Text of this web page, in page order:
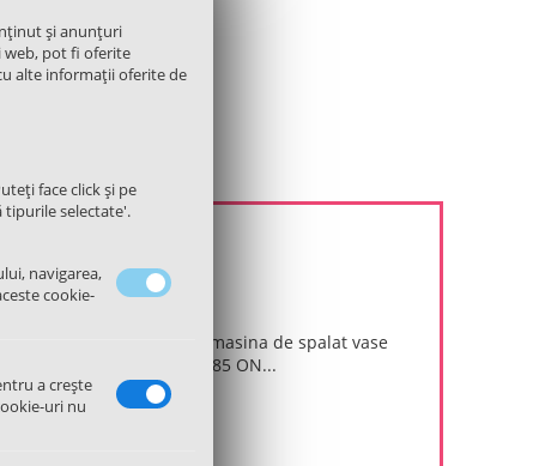
Intrerupator masina de spalat vase
Gorenje 306385 ON...
in stoc

și anunțuri
web, pot fi oferite
alte informații oferite de
face click și pe
tipurile selectate'.
navigarea,
cookie-
a crește
uri nu